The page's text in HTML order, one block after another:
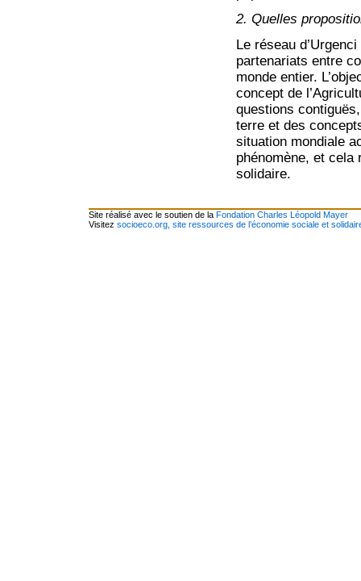
2. Quelles
Le réseau
partenariats entre
monde entier.
concept de
questions
terre et des
situation mondiale
phénomène, et cela
solidaire.
Site réalisé avec le soutien de la Fondation Charles Léopold Mayer
Visitez socioeco.org, site ressources de l’économie sociale et